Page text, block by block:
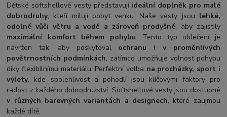
Dětské softshellové vesty představují ideální doplněk pro malé
dobrodruhy, kteří milují pobyt venku. Naše vesty jsou lehké,
odolné vůči větru a vodě a zároveň prodyšné, aby zajistily
maximální komfort během pohybu. Tento typ oblečení je
navržen tak, aby poskytoval ochranu i v proměnlivých
povětrnostních podmínkách, zatímco umožňuje volnost pohybu
díky flexibilnímu materiálu. Perfektní volba na procházky, sport i
výlety, kde spolehlivost a pohodlí jsou klíčovými faktory pro
radost z každého dobrodružství. Softshellové vesty jsou dostupné
v různých barevných variantách a designech, které zaujmou
každé dítě.